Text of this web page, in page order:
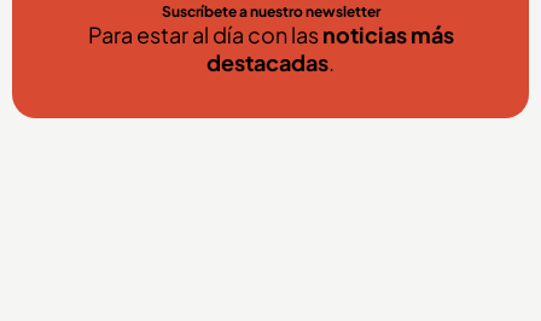
Suscríbete a nuestro newsletter
Para estar al día con lasnoticias más
destacadas.